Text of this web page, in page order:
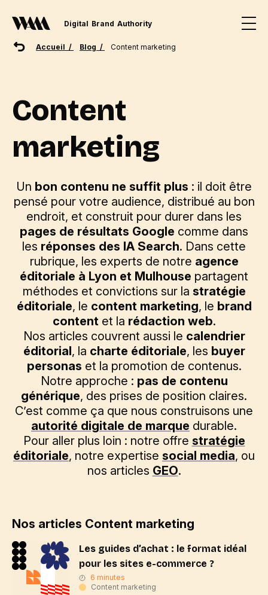
Digital Brand Authority
Accueil / Blog / Content marketing
Content
marketing
Un bon contenu ne suffit plus : il doit être
pensé pour votre audience, distribué au bon
endroit, et construit pour durer dans les
pages de résultats Google comme dans
les réponses des IA Search. Dans cette
rubrique, les experts de notre agence
éditoriale à Lyon et Mulhouse partagent
méthodes et convictions sur la stratégie
éditoriale, le content marketing, le brand
contentet la rédaction web.
Nos articles couvrent aussi le calendrier
éditorial, la charte éditoriale, les buyer
personas et la promotion de contenus.
Notre approche : pas de contenu
générique, des prises de position claires.
C’est comme ça que nous construisons une
autorité digitale de marque durable.
Pour aller plus loin : notre offre stratégie
éditoriale, notre expertise social media, ou
nos articles GEO.
Nos articles Content marketing
Les guides d’achat : le format idéal
pour les sites e-commerce ?
6 minutes
Content marketing